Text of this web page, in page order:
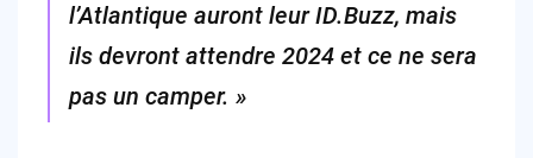
l’Atlantique auront leur ID.Buzz, mais
ils devront attendre 2024 et ce ne sera
pas un camper. »